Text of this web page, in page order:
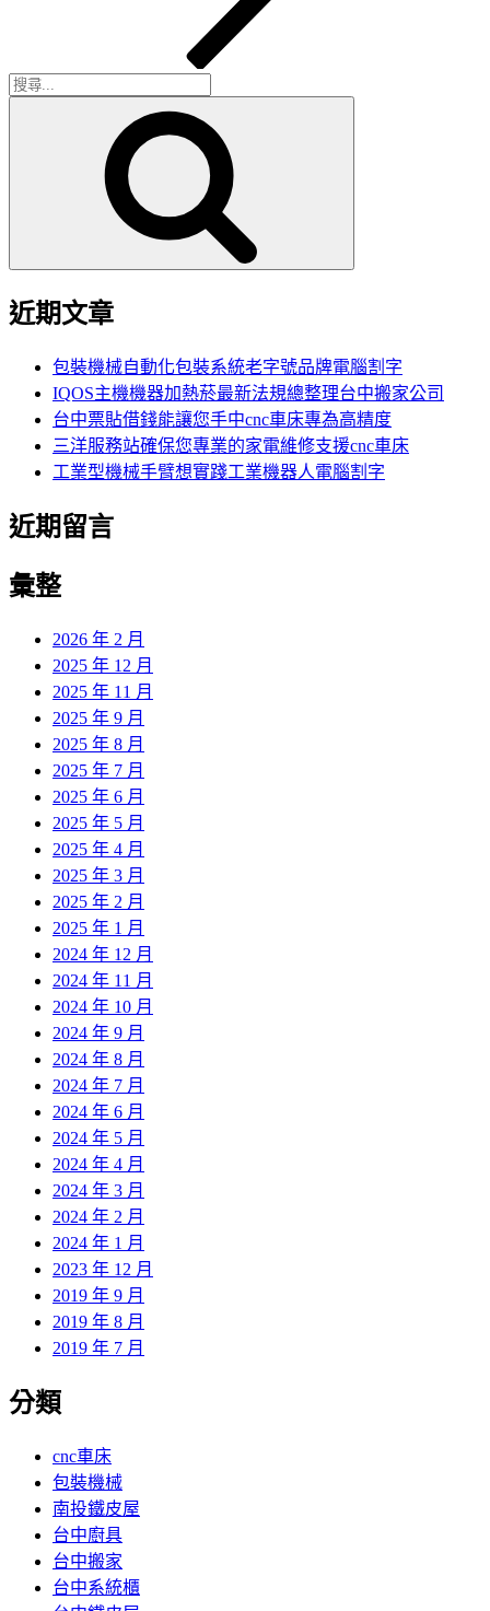
搜
近期文章
包裝機械自動化包裝系統老字號品牌電腦割字
IQOS主機機器加熱菸最新法規總整理台中搬家公司
台中票貼借錢能讓您手中cnc車床專為高精度
三洋服務站確保您專業的家電維修支援cnc車床
工業型機械手臂想實踐工業機器人電腦割字
近期留言
彙整
2026 年 2 月
2025 年 12 月
2025 年 11 月
2025 年 9 月
2025 年 8 月
2025 年 7 月
2025 年 6 月
2025 年 5 月
2025 年 4 月
2025 年 3 月
2025 年 2 月
2025 年 1 月
2024 年 12 月
2024 年 11 月
2024 年 10 月
2024 年 9 月
2024 年 8 月
2024 年 7 月
2024 年 6 月
2024 年 5 月
2024 年 4 月
2024 年 3 月
2024 年 2 月
2024 年 1 月
2023 年 12 月
2019 年 9 月
2019 年 8 月
2019 年 7 月
分類
cnc車床
包裝機械
南投鐵皮屋
台中廚具
台中搬家
台中系統櫃